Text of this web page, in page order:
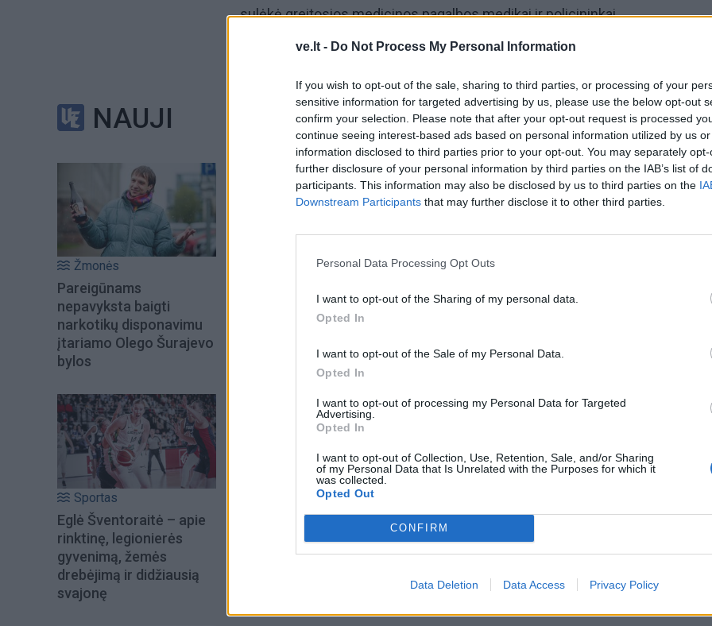
ve.lt - Do Not Process My Personal Information
If you wish to opt-out of the sale, sharing to third parties, or processing of your
sensitive information for targeted advertising by us, please use the below opt-out
confirm your selection. Please note that after your opt-out request is processed
continue seeing interest-based ads based on personal information utilized by us
information disclosed to third parties prior to your opt-out. You may separately
further disclosure of your personal information by third parties on the IAB’s list of
participants. This information may also be disclosed by us to third parties on the
Downstream Participants that may further disclose it to other third parties.
Personal Data Processing Opt Outs
I want to opt-out of the Sharing of my personal data.
Opted In
I want to opt-out of the Sale of my Personal Data.
Opted In
I want to opt-out of processing my Personal Data for Targeted
Advertising.
Opted In
I want to opt-out of Collection, Use, Retention, Sale, and/or Sharing
of my Personal Data that Is Unrelated with the Purposes for which it
was collected.
Opted Out
CONFIRM
Data Deletion Data Access Privacy Policy
NAUJI
Žmonės
Pareigūnams
nepavyksta baigti
narkotikų disponavimu
įtariamo Olego Šurajevo
bylos
Sportas
Eglė Šventoraitė – apie
rinktinę, legionierės
gyvenimą, žemės
drebėjimą ir didžiausią
svajonę
sulėkė greitosios medicinos pagalbos medikai ir policininkai.
Liudininkų teigimu, atvyko dvi greitosios medicininės pagalbos tarnybos
brigados.
Sujudimo priežastis - viename bute, kambaryje, rastas jokių gyvybės
nerodančio jaunuolio kūnas. Greitosios medikai jam jau niekuo padėti
Apie 13 val. konstatuota jauno žmogaus mirtis.
Šiuo metu skaitomiausi
Negrįžo iš Jūros šventės: artimieji laukė dvi savaites